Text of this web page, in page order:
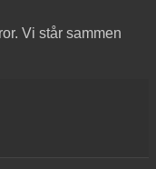
Vi står sammen